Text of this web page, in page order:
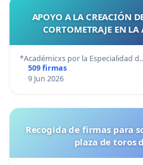
APOYO A LA CREACIÓN
CORTOMETRAJE EN
*Académicxs por la Especialidad
509 firmas
9 Jun 2026
Recogida de firmas para
plaza de toros